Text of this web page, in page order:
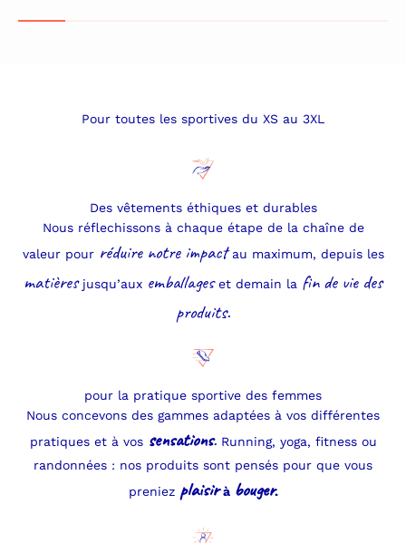
Pour toutes les sportives du XS au 3XL
Des vêtements éthiques et durables
Nous réflechissons à chaque étape de la chaîne de
valeur pourréduire notre impactau maximum, depuis les
matières jusqu’aux emballageset demain la fin de vie des
produits.
pour la pratique sportive des femmes
Nous concevons des gammes adaptées à vos différentes
pratiques et à vos sensations. Running, yoga, fitness ou
randonnées : nos produits sont pensés pour que vous
preniez plaisirà bouger.